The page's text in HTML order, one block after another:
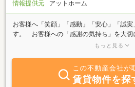
情報提供元
アットホーム
お客様へ「笑顔」「感動」「安心」「誠実
す。 お客様への「感謝の気持ち」を大切
す。 お客様の「心の声」に耳を傾け、「
手伝いを致します。 不動産に「彩り」を
動産を提案致します。営業エリアは、首都
区・文京区・台東区を得意としてます。業
もっと見る
この不動産会社が
賃貸物件を探